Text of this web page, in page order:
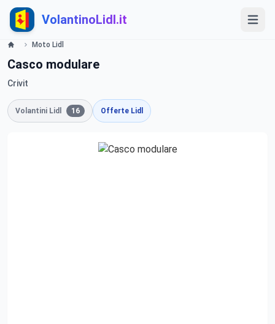
VolantinoLidl.it
Moto Lidl
Casco modulare
Crivit
Volantini Lidl 16 Offerte Lidl